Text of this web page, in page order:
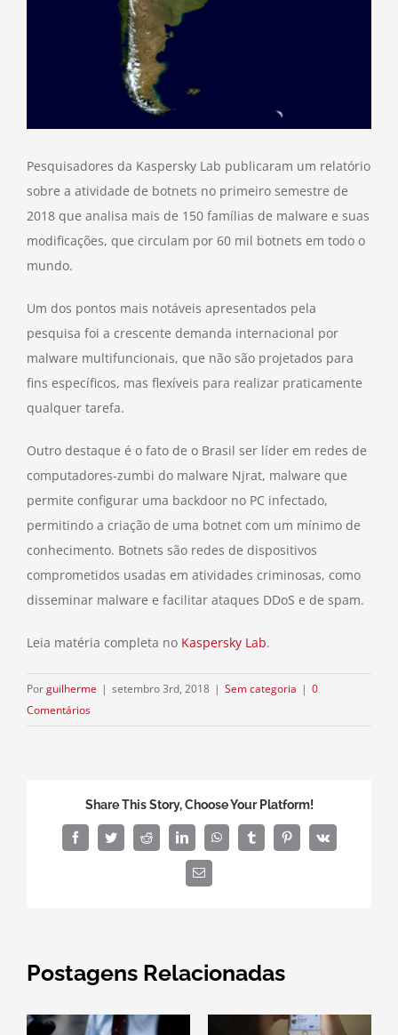
Pesquisadores da Kaspersky Lab publicaram um relatório
sobre a atividade de botnets no primeiro semestre de
2018 que analisa mais de 150 famílias de malware e suas
modificações, que circulam por 60 mil botnets em todo o
mundo.
Um dos pontos mais notáveis apresentados pela
pesquisa foi a crescente demanda internacional por
malware multifuncionais, que não são projetados para
fins específicos, mas flexíveis para realizar praticamente
qualquer tarefa.
Outro destaque é o fato de o Brasil ser líder em redes de
computadores-zumbi do malware Njrat, malware que
permite configurar uma backdoor no PC infectado,
permitindo a criação de uma botnet com um mínimo de
conhecimento. Botnets são redes de dispositivos
comprometidos usadas em atividades criminosas, como
disseminar malware e facilitar ataques DDoS e de spam.
Leia matéria completa no Kaspersky Lab.
Porguilherme | setembro 3rd, 2018 | Sem categoria | 0
Comentários
Share This Story, Choose Your Platform!
FacebookTwitterReddit LinkedInWhatsAppTumblrPinterest
Vk
E-
mail
Postagens Relacionadas